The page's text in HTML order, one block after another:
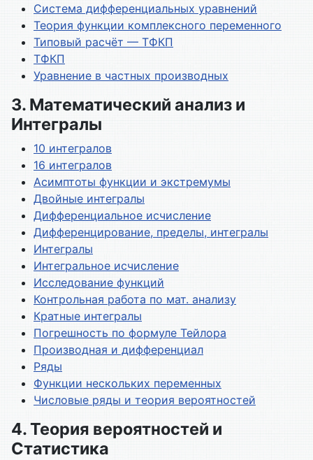
Система дифференциальных уравнений
Теория функции комплексного переменного
Типовый расчёт — ТФКП
ТФКП
Уравнение в частных производных
3. Математический анализ и
Интегралы
10 интегралов
16 интегралов
Асимптоты функции и экстремумы
Двойные интегралы
Дифференциальное исчисление
Дифференцирование, пределы, интегралы
Интегралы
Интегральное исчисление
Исследование функций
Контрольная работа по мат. анализу
Кратные интегралы
Погрешность по формуле Тейлора
Производная и дифференциал
Ряды
Функции нескольких переменных
Числовые ряды и теория вероятностей
4. Теория вероятностей и
Статистика